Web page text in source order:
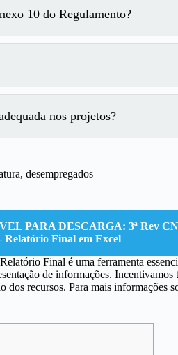
10 do Regulamento?
nos projetos?
desempregados
PARA DESCARGA: 3ª Rev CN
Relatório Final em Excel
Final é uma ferramenta
de informações. Incentivamos
recursos. Para mais informações